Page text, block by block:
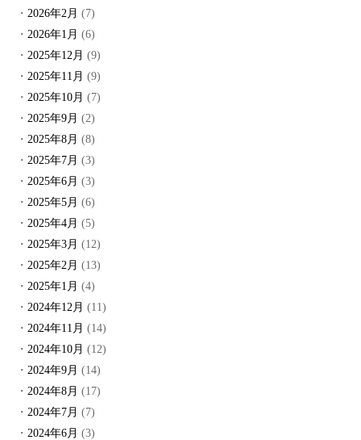
2026年2月 (7)
2026年1月 (6)
2025年12月 (9)
2025年11月 (9)
2025年10月 (7)
2025年9月 (2)
2025年8月 (8)
2025年7月 (3)
2025年6月 (3)
2025年5月 (6)
2025年4月 (5)
2025年3月 (12)
2025年2月 (13)
2025年1月 (4)
2024年12月 (11)
2024年11月 (14)
2024年10月 (12)
2024年9月 (14)
2024年8月 (17)
2024年7月 (7)
2024年6月 (3)